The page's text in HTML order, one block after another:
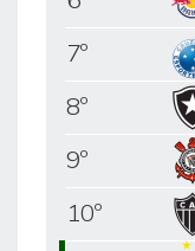
7º
8º
9º
10º